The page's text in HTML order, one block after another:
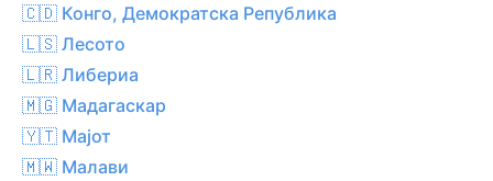
🇨🇩 Конго, Демократска Република
🇱🇸 Лесото
🇱🇷 Либериа
🇲🇬 Мадагаскар
🇾🇹 Мајот
🇲🇼 Малави